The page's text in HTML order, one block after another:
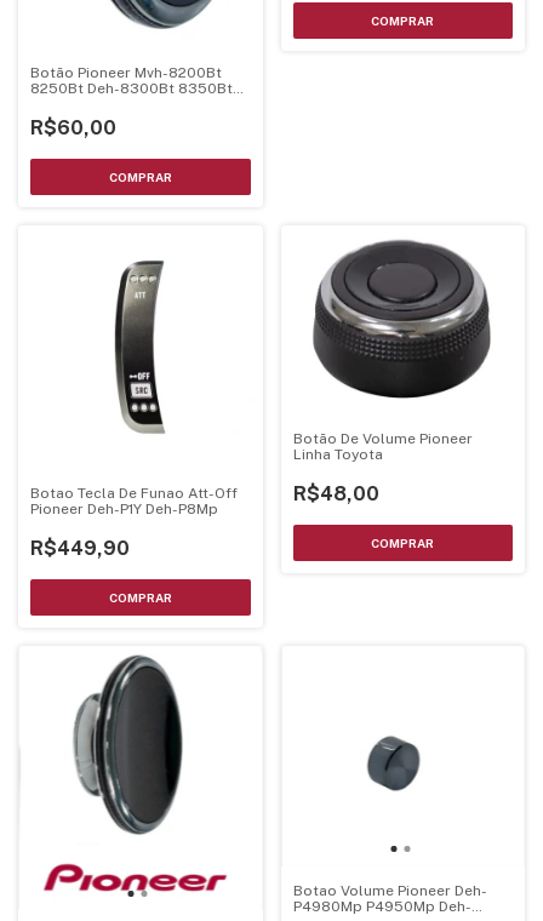
Botão Pioneer Mvh-8200Bt
8250Bt Deh-8300Bt 8350Bt
R$60,00
Botao Tecla De Funao Att-Off
Pioneer Deh-P1Y Deh-P8Mp
R$449,90
Botão De Volume Pioneer
Linha Toyota
R$48,00
Botao Volume Pioneer Deh-
P4980Mp P4950Mp Deh-